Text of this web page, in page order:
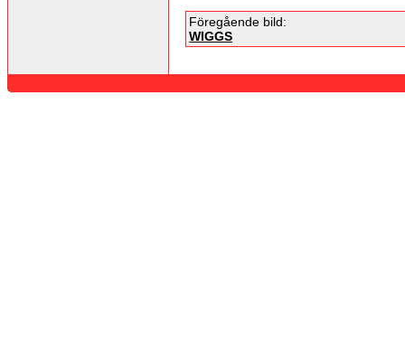
Föregående bild:
WIGGS